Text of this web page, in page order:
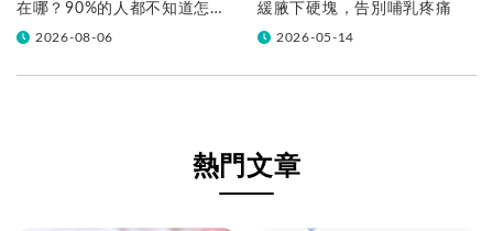
在哪？90%的人都不知道怎麼
挑！帶你一次看
2026-08-06
緩腋下硬塊，告別哺乳疼痛
2026-05-14
熱門文章